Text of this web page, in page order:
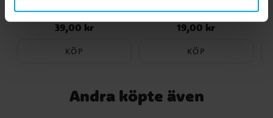
Pris: 39,00 kr
39,00 kr
KÖP
Pris: 19,00 kr
19,00 kr
KÖP
Andra köpte även